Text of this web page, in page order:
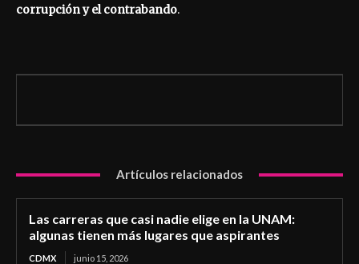
corrupción y el contrabando.
Artículos relacionados
Las carreras que casi nadie elige en la UNAM:
algunas tienen más lugares que aspirantes
CDMX junio 15, 2026